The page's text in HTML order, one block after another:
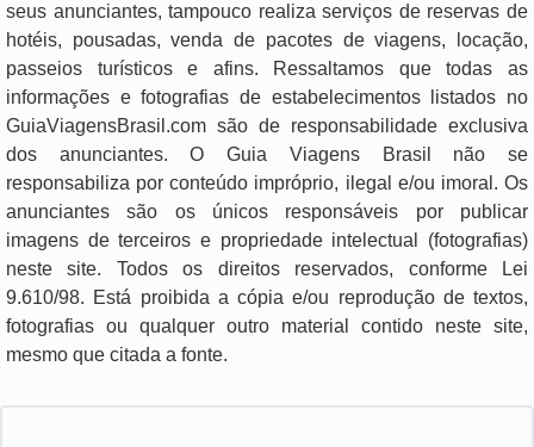
seus anunciantes, tampouco realiza serviços de reservas de
hotéis, pousadas, venda de pacotes de viagens, locação,
passeios turísticos e afins. Ressaltamos que todas as
informações e fotografias de estabelecimentos listados no
GuiaViagensBrasil.com são de responsabilidade exclusiva
dos anunciantes. O Guia Viagens Brasil não se
responsabiliza por conteúdo impróprio, ilegal e/ou imoral. Os
anunciantes são os únicos responsáveis por publicar
imagens de terceiros e propriedade intelectual (fotografias)
neste site. Todos os direitos reservados, conforme Lei
9.610/98. Está proibida a cópia e/ou reprodução de textos,
fotografias ou qualquer outro material contido neste site,
mesmo que citada a fonte.